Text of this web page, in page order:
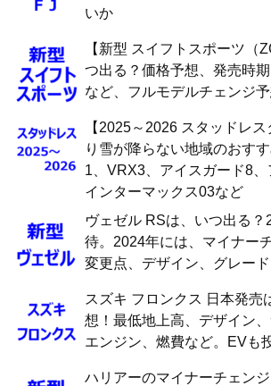
いか
【新型 スイフトスポーツ（
つ出る？価格予想、発売時
など、フルモデルチェンジ
【2025～2026 スタッドレ
り雪が降らない地域のおす
1、VRX3、アイスガード8
インターマックス03など
ヴェゼル RSは、いつ出る？
待。2024年には、マイナー
変更点、デザイン、グレー
スズキ フロンクス 日本発売
想！最低地上高、デザイン、
エンジン、燃費など。EVも
ハリアーのマイナーチェンジ